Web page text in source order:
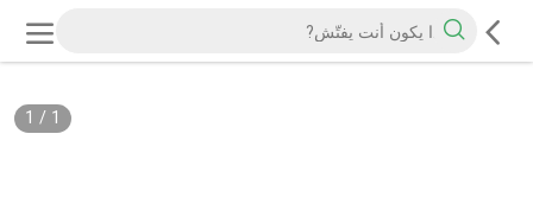
1
/
1